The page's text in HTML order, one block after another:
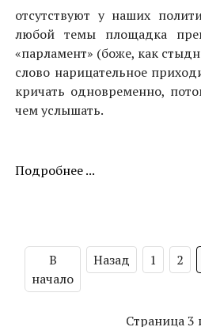
отсутствуют у наших
любой темы площадка
«парламент» (боже, как
слово нарицательное
кричать одновременно,
чем услышать.
Подробнее ...
В
начало
Назад 1 2
Страница 3